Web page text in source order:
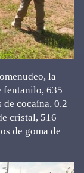
la
fentanilo, 635
cocaína, 0.2
cristal, 516
de goma de